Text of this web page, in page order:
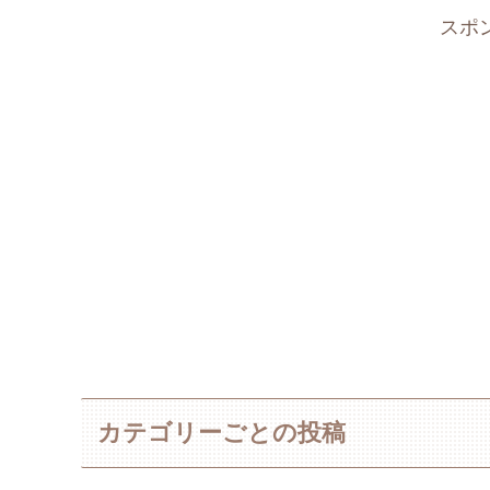
スポ
カテゴリーごとの投稿